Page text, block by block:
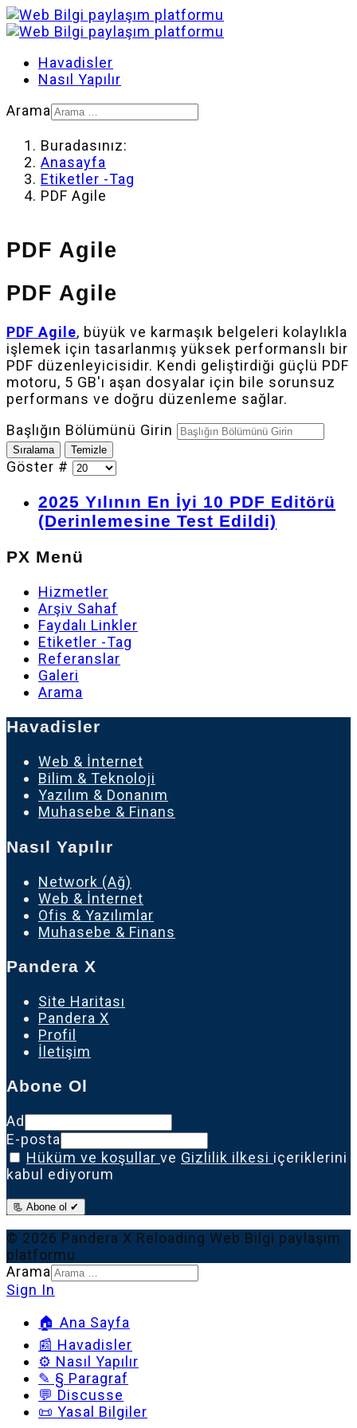
Havadisler
Nasıl Yapılır
Arama
Buradasınız:
Anasayfa
Etiketler -Tag
PDF Agile
PDF Agile
PDF Agile
PDF Agile, büyük ve karmaşık belgeleri kolaylıkla
işlemek için tasarlanmış yüksek performanslı bir
PDF düzenleyicisidir. Kendi geliştirdiği güçlü PDF
motoru, 5 GB'ı aşan dosyalar için bile sorunsuz
performans ve doğru düzenleme sağlar.
Başlığın Bölümünü Girin
Sıralama Temizle
Göster #
2025 Yılının En İyi 10 PDF Editörü
(Derinlemesine Test Edildi)
PX Menü
Hizmetler
Arşiv Sahaf
Faydalı Linkler
Etiketler -Tag
Referanslar
Galeri
Arama
Havadisler
Web & İnternet
Bilim & Teknoloji
Yazılım & Donanım
Muhasebe & Finans
Nasıl Yapılır
Network (Ağ)
Web & İnternet
Ofis & Yazılımlar
Muhasebe & Finans
Pandera X
Site Haritası
Pandera X
Profil
İletişim
Abone Ol
Ad
E-posta
Hüküm ve koşullar ve Gizlilik ilkesi içeriklerini
kabul ediyorum
📃 Abone ol ✔
© 2026 Pandera X Reloading Web Bilgi paylaşım
platformu
Arama
Sign In
🏠 Ana Sayfa
📰 Havadisler
⚙️ Nasıl Yapılır
✎ § Paragraf
💬 Discusse
📜 Yasal Bilgiler